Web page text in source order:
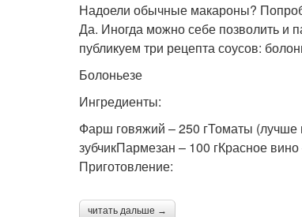
Надоели обычные макароны?
Да. Иногда можно себе позволить и
публикуем три рецепта соусов:
Болоньезе
Ингредиенты:
Фарш говяжий – 250 гТоматы (лучше
зубчикПармезан – 100 гКрасное
Приготовление:
читать дальше →